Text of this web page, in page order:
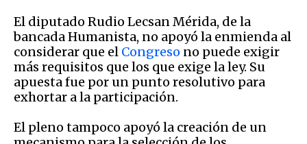
El diputado Rudio Lecsan Mérida, de la
bancada Humanista, no apoyó la enmienda al
considerar que el Congreso no puede exigir
más requisitos que los que exige la ley. Su
apuesta fue por un punto resolutivo para
exhortar a la participación.
El pleno tampoco apoyó la creación de un